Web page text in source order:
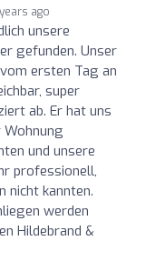
ago
unsere
gefunden. Unser
ersten Tag an
super
ab. Er hat uns
und unsere
professionell,
nicht kannten.
werden
Hildebrand &